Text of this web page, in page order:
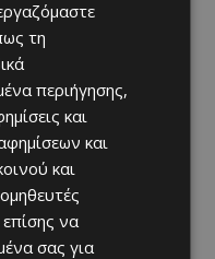
Viber
ΚΑΡΛΟ ΑΝΤΣΕΛΟΤΙ
τη
περιήγησης,
και
και
και
επίσης να
σας για